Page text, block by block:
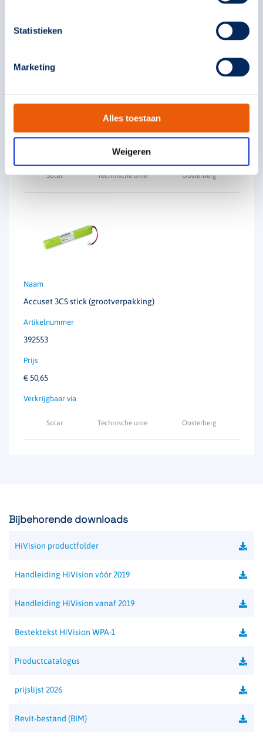
Statistieken
Marketing
Alles toestaan
Weigeren
€58,65
Solar Technische unie Oosterberg
Accuset 3CS stick (grootverpakking)
392553
€ 50,65
Solar Technische unie Oosterberg
Bijbehorende downloads
HiVision productfolder
Handleiding HiVision vóór 2019
Handleiding HiVision vanaf 2019
Bestektekst HiVision WPA-1
Productcatalogus
prijslijst 2026
Revit-bestand (BIM)